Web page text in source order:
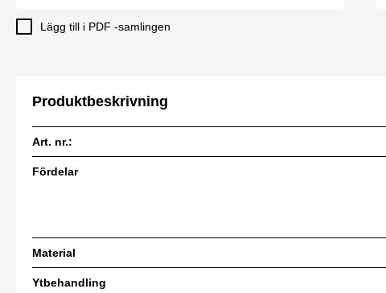
Lägg till i PDF -samlingen
Produktbeskrivning
Art. nr.:
Fördelar
Material
Ytbehandling